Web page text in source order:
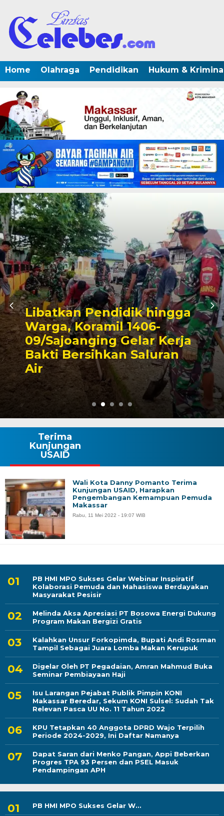
Home Olahraga Pendidikan Hukum &
hingga
Kerja
Triwulan II
Pendapatan
Capai 49
Rp130 Miliar
PB HMI MPO Sukses Gelar Webinar Inspiratif
Kolaborasi Pemuda dan Mahasiswa Berdayakan
Masyarakat Pesisir
Melinda Aksa Apresiasi PT Bosowa Energi Dukung
Program Makan Bergizi Gratis
Kalahkan Unsur Forkopimda, Bupati Andi Rosman
Tampil Sebagai Juara Lomba Makan Kerupuk
Digelar Oleh PT Pegadaian, Amran Mahmud Buka
Seminar Pembiayaan Haji
Isu Larangan Pejabat Publik Pimpin KONI
Makassar Beredar, Sekum KONI Sulsel: Sudah Tak
Relevan Pasca UU No. 11 Tahun 2022
KPU Tetapkan 40 Anggota DPRD Wajo Terpilih
Periode 2024-2029, Ini Daftar Namanya
Dapat Saran dari Menko Pangan, Appi Beberkan
Progres TPA 93 Persen dan PSEL Masuk
Pendampingan APH
PB HMI MPO Sukses Gelar W...
Terima
Kunjungan
USAID
Wali Kota Danny Pomanto Terima
Kunjungan USAID, Harapkan
Pengembangan Kemampuan Pemuda
Makassar
Rabu, 11 Mei 2022 - 19:07 WIB